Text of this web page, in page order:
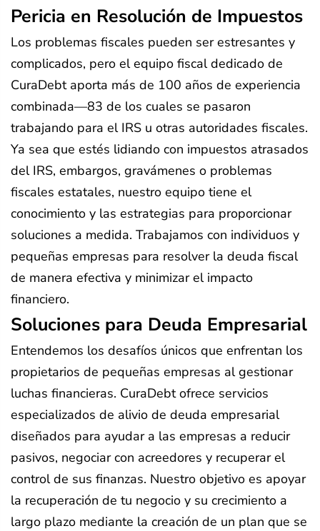
Pericia en Resolución de Impuestos
Los problemas fiscales pueden ser estresantes y
complicados, pero el equipo fiscal dedicado de
CuraDebt aporta más de 100 años de experiencia
combinada—83 de los cuales se pasaron
trabajando para el IRS u otras autoridades fiscales.
Ya sea que estés lidiando con impuestos atrasados
del IRS, embargos, gravámenes o problemas
fiscales estatales, nuestro equipo tiene el
conocimiento y las estrategias para proporcionar
soluciones a medida. Trabajamos con individuos y
pequeñas empresas para resolver la deuda fiscal
de manera efectiva y minimizar el impacto
financiero.
Soluciones para Deuda Empresarial
Entendemos los desafíos únicos que enfrentan los
propietarios de pequeñas empresas al gestionar
luchas financieras. CuraDebt ofrece servicios
especializados de alivio de deuda empresarial
diseñados para ayudar a las empresas a reducir
pasivos, negociar con acreedores y recuperar el
control de sus finanzas. Nuestro objetivo es apoyar
la recuperación de tu negocio y su crecimiento a
largo plazo mediante la creación de un plan que se